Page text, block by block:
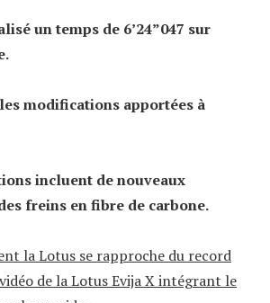
un temps de 6’24”047 sur
modifications apportées à
incluent de nouveaux
freins en fibre de carbone.
la Lotus se rapproche du record
vidéo de la Lotus Evija X intégrant le